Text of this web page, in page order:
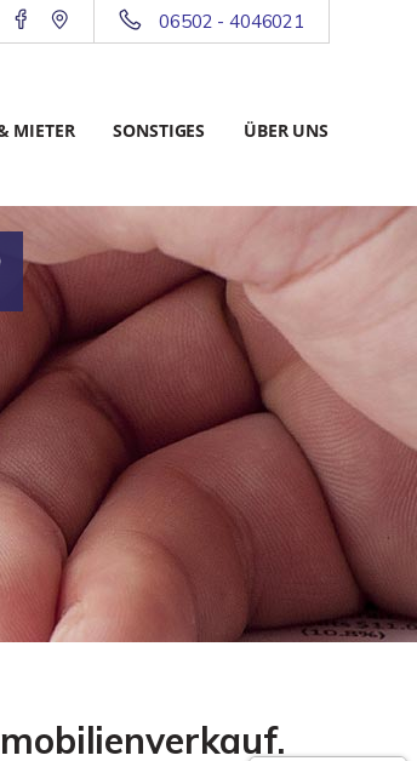
06502 - 4046021
MIETER SONSTIGES ÜBER UNS